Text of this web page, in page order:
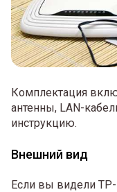
Комплектация
антенны, LAN-
инструкцию.
Внешний вид
Если вы видели TP-